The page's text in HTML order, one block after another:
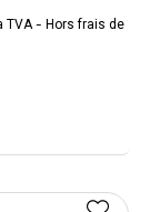
TVA - Hors frais de